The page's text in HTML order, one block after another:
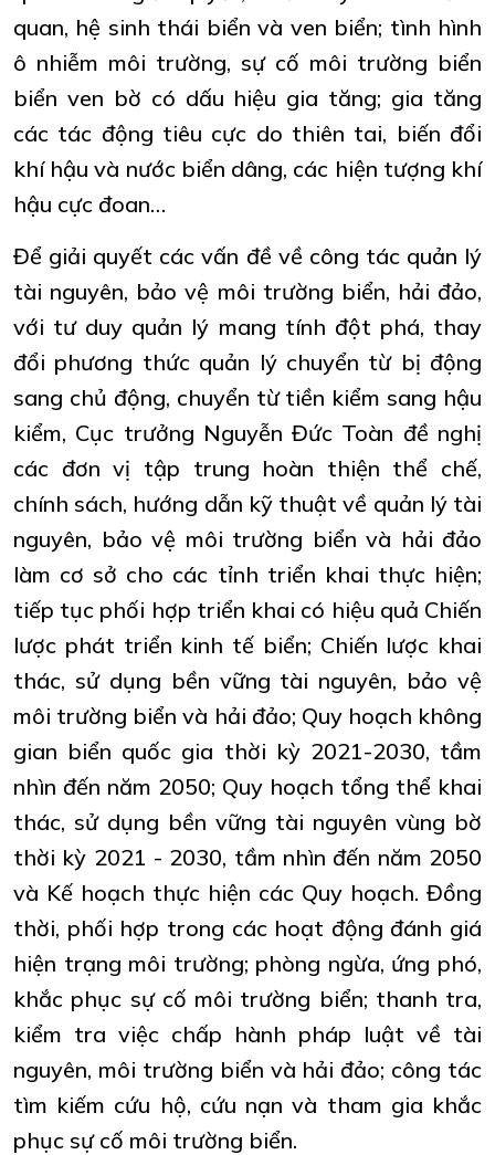
quan, hệ sinh thái biển và ven biển; tình hình
ô nhiễm môi trường, sự cố môi trường biển
biển ven bờ có dấu hiệu gia tăng; gia tăng
các tác động tiêu cực do thiên tai, biến đổi
khí hậu và nước biển dâng, các hiện tượng khí
hậu cực đoan…
Để giải quyết các vấn đề về công tác quản lý
tài nguyên, bảo vệ môi trường biển, hải đảo,
với tư duy quản lý mang tính đột phá, thay
đổi phương thức quản lý chuyển từ bị động
sang chủ động, chuyển từ tiền kiểm sang hậu
kiểm, Cục trưởng Nguyễn Đức Toàn đề nghị
các đơn vị tập trung hoàn thiện thể chế,
chính sách, hướng dẫn kỹ thuật về quản lý tài
nguyên, bảo vệ môi trường biển và hải đảo
làm cơ sở cho các tỉnh triển khai thực hiện;
tiếp tục phối hợp triển khai có hiệu quả Chiến
lược phát triển kinh tế biển; Chiến lược khai
thác, sử dụng bền vững tài nguyên, bảo vệ
môi trường biển và hải đảo; Quy hoạch không
gian biển quốc gia thời kỳ 2021-2030, tầm
nhìn đến năm 2050; Quy hoạch tổng thể khai
thác, sử dụng bền vững tài nguyên vùng bờ
thời kỳ 2021 - 2030, tầm nhìn đến năm 2050
và Kế hoạch thực hiện các Quy hoạch. Đồng
thời, phối hợp trong các hoạt động đánh giá
hiện trạng môi trường; phòng ngừa, ứng phó,
khắc phục sự cố môi trường biển; thanh tra,
kiểm tra việc chấp hành pháp luật về tài
nguyên, môi trường biển và hải đảo; công tác
tìm kiếm cứu hộ, cứu nạn và tham gia khắc
phục sự cố môi trường biển.